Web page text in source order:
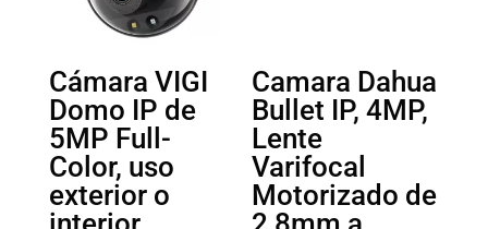
Cámara VIGI
Domo IP de
5MP Full-
Color, uso
exterior o
Camara Dahua
Bullet IP, 4MP,
Lente
Varifocal
Motorizado de